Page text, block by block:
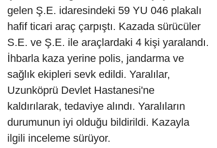
gelen Ş.E. idaresindeki 59 YU 046 plakalı
hafif ticari araç çarpıştı. Kazada sürücüler
S.E. ve Ş.E. ile araçlardaki 4 kişi yaralandı.
İhbarla kaza yerine polis, jandarma ve
sağlık ekipleri sevk edildi. Yaralılar,
Uzunköprü Devlet Hastanesi'ne
kaldırılarak, tedaviye alındı. Yaralıların
durumunun iyi olduğu bildirildi. Kazayla
ilgili inceleme sürüyor.